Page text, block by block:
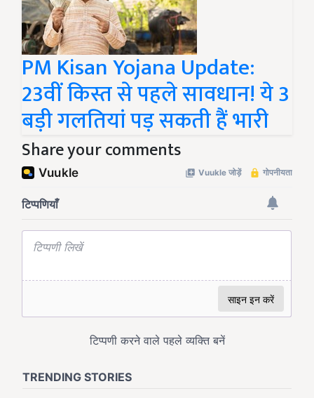
PM Kisan Yojana Update:
23वीं किस्त से पहले सावधान! ये 3
बड़ी गलतियां पड़ सकती हैं भारी
Share your comments